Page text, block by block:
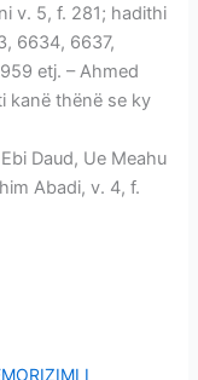
v. 5, f. 281; hadithi
6634, 6637,
etj. – Ahmed
kanë thënë se ky
Daud, Ue Meahu
Abadi, v. 4, f.
I